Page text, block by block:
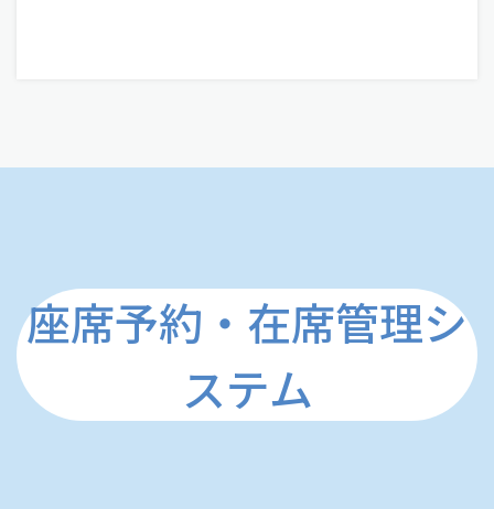
座席予約・在席管理シ
ステム